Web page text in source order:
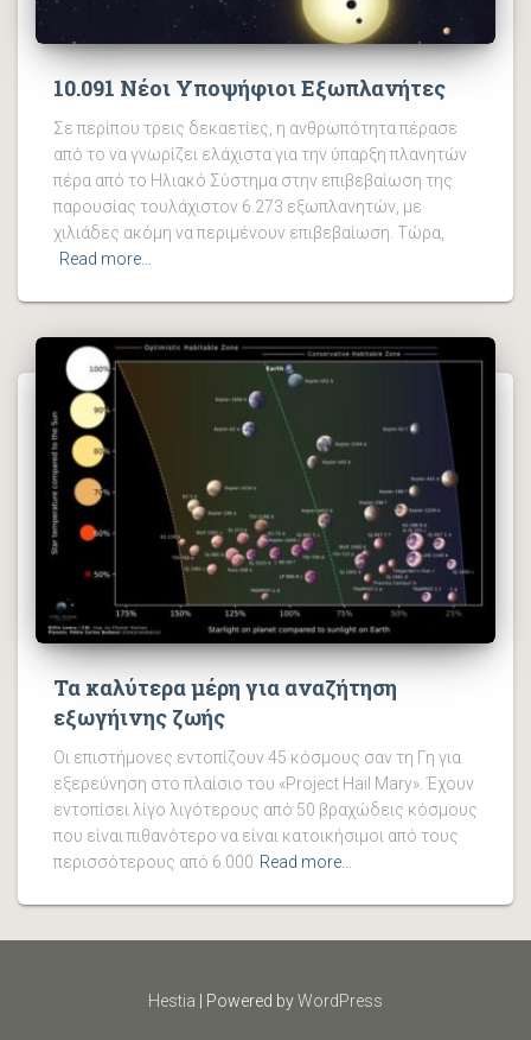
10.091 Νέοι Υποψήφιοι Εξωπλανήτες
Σε περίπου τρεις δεκαετίες, η ανθρωπότητα πέρασε
από το να γνωρίζει ελάχιστα για την ύπαρξη πλανητών
πέρα ​​από το Ηλιακό Σύστημα στην επιβεβαίωση της
παρουσίας τουλάχιστον 6.273 εξωπλανητών, με
χιλιάδες ακόμη να περιμένουν επιβεβαίωση. Τώρα,
Read more…
Τα καλύτερα μέρη για αναζήτηση
εξωγήινης ζωής
Οι επιστήμονες εντοπίζουν 45 κόσμους σαν τη Γη για
εξερεύνηση στο πλαίσιο του «Project Hail Mary». Έχουν
εντοπίσει λίγο λιγότερους από 50 βραχώδεις κόσμους
που είναι πιθανότερο να είναι κατοικήσιμοι από τους
περισσότερους από 6.000 Read more…
Hestia | Powered byWordPress